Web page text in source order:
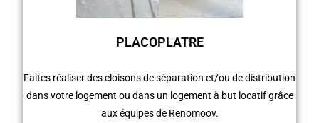
PLACOPLATRE
Faites réaliser des cloisons de séparation et/ou de distribution
dans votre logement ou dans un logement à but locatif grâce
aux équipes de Renomoov.